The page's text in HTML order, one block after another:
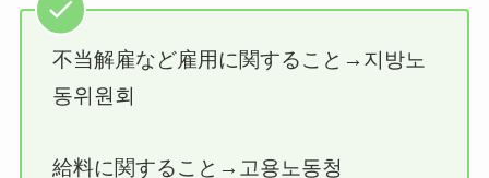
不当解雇など雇用に関すること→지방노
동위원회
給料に関すること→고용노동청